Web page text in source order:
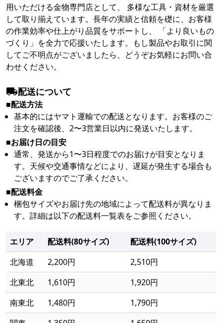
用いただける金物専門店として、 多様な工具・資材を厳選
して取り揃えています。長年の実績と信頼を礎に、お客様
の作業効率や仕上がり品質をサポートし、 「より良いもの
づくり」を全力で応援いたします。もし製品やお取引に関
してご不明点がございましたら、どうぞお気軽にお問い合
わせください。
配送について
■配送方法
基本的にはヤマト運輸での配送となります。お客様のご
注文を確認後、2〜3営業日以内に発送いたします。
■お届け日の目安
通常、発送から1〜3日程度でのお届けが目安となりま
す。天候や交通事情などにより、遅延が発生する場合も
ございますのでご了承ください。
■配送料金
梱包サイズやお届け先の地域によって配送料が異なりま
す。詳細は以下の配送料一覧表をご参照ください。
エリア 配送料(80サイズ) 配送料(100サイズ)
北海道
2,200円 2,510円
北東北
1,610円 1,920円
南東北
1,480円 1,790円